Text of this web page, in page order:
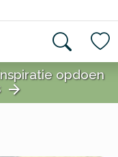
opdoen
arrow_forward